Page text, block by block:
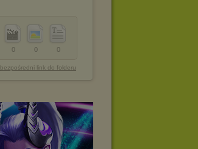
0
0
0
bezpośredni link do folderu